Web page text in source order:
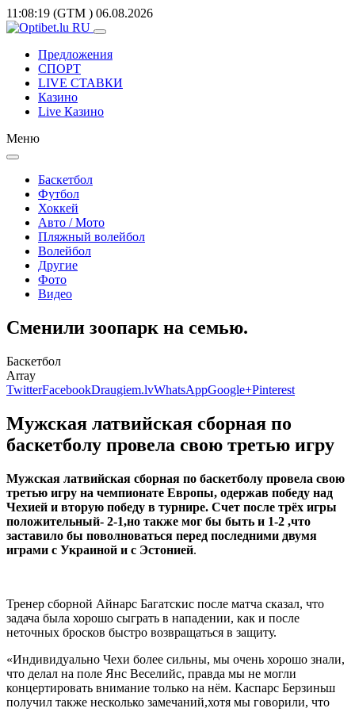
11:08:19 (GTM ) 06.08.2026
Предложения
СПОРТ
LIVE СТАВКИ
Казино
Live Казино
Меню
Баскетбол
Футбол
Хоккей
Авто / Мото
Пляжный волейбол
Волейбол
Другие
Фото
Видео
Сменили зоопарк на семью.
Баскетбол
Array
TwitterFacebookDraugiem.lvWhatsAppGoogle+Pinterest
Мужская латвийская сборная по
баскетболу провела свою третью игру
Мужская латвийская сборная по баскетболу провела свою
третью игру на чемпионате Европы, одержав победу над
Чехией и вторую победу в турнире. Счет после трёх игры
положительный- 2-1,но также мог бы быть и 1-2 ,что
заставило бы поволноваться перед последними двумя
играми с Украиной и с Эстонией.
Тренер сборной Айнарс Багатскис после матча сказал, что
задача была хорошо сыграть в нападении, как и после
неточных бросков быстро возвращаться в защиту.
«Индивидуально Чехи более сильны, мы очень хорошо знали,
что делал на поле Янс Веселийс, правда мы не могли
концертировать внимание только на нём. Каспарс Берзиньш
получил также несколько замечаний,хотя мы говорили, что